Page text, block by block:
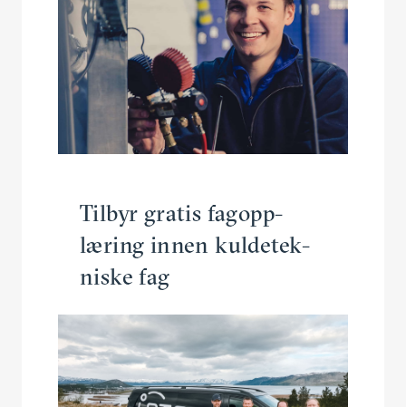
Tilbyr gratis fagopp­
læring innen kulde­tek­
niske fag